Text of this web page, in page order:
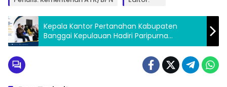
Kepala Kantor Pertanahan Kabupaten
Banggai Kepulauan Hadiri Paripurna
Peresmian Pergantian Wakil Ketua I DPRD